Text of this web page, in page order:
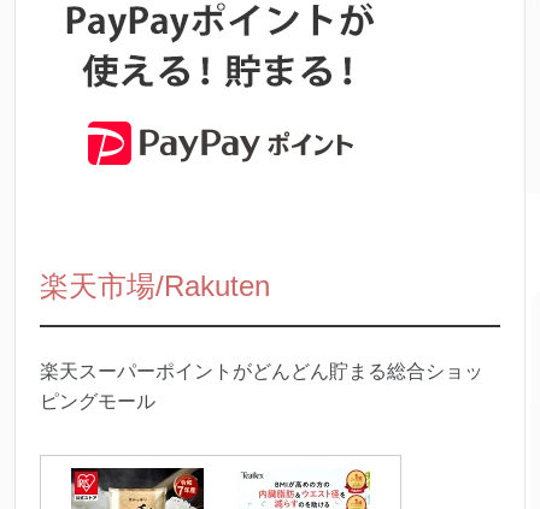
楽天市場/Rakuten
楽天スーパーポイントがどんどん貯まる総合ショッ
ピングモール